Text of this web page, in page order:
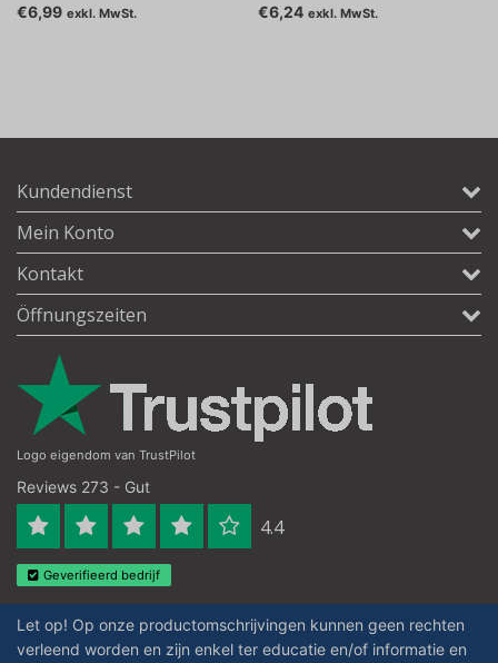
€6,99 exkl. MwSt. €6,24 exkl. MwSt.
Kundendienst
Mein Konto
Kontakt
Öffnungszeiten
Logo eigendom van TrustPilot
Reviews 273 - Gut
4.4
Geverifieerd bedrijf
Let op! Op onze productomschrijvingen kunnen geen rechten
verleend worden en zijn enkel ter educatie en/of informatie en